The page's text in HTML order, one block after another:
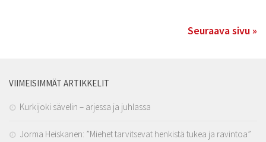
Seuraava sivu »
VIIMEISIMMÄT ARTIKKELIT
Kurkijoki sävelin – arjessa ja juhlassa
Jorma Heiskanen: ”Miehet tarvitsevat henkistä tukea ja ravintoa”